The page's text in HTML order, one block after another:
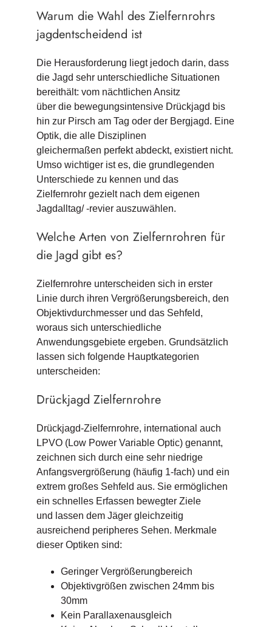
Warum die Wahl des Zielfernrohrs
jagdentscheidend ist
Die Herausforderung liegt jedoch darin, dass
die Jagd sehr unterschiedliche Situationen
bereithält: vom nächtlichen Ansitz
über die bewegungsintensive Drückjagd bis
hin zur Pirsch am Tag oder der Bergjagd. Eine
Optik, die alle Disziplinen
gleichermaßen perfekt abdeckt, existiert nicht.
Umso wichtiger ist es, die grundlegenden
Unterschiede zu kennen und das
Zielfernrohr gezielt nach dem eigenen
Jagdalltag/ -revier auszuwählen.
Welche Arten von Zielfernrohren für
die Jagd gibt es?
Zielfernrohre unterscheiden sich in erster
Linie durch ihren Vergrößerungsbereich, den
Objektivdurchmesser und das Sehfeld,
woraus sich unterschiedliche
Anwendungsgebiete ergeben. Grundsätzlich
lassen sich folgende Hauptkategorien
unterscheiden:
Drückjagd Zielfernrohre
Drückjagd-Zielfernrohre, international auch
LPVO (Low Power Variable Optic) genannt,
zeichnen sich durch eine sehr niedrige
Anfangsvergrößerung (häufig 1-fach) und ein
extrem großes Sehfeld aus. Sie ermöglichen
ein schnelles Erfassen bewegter Ziele
und lassen dem Jäger gleichzeitig
ausreichend peripheres Sehen. Merkmale
dieser Optiken sind:
Geringer Vergrößerungbereich
Objektivgrößen zwischen 24mm bis
30mm
Kein Parallaxenausgleich